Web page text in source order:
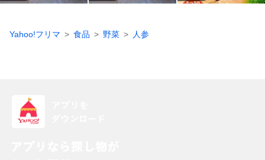
Yahoo!フリマ 食品 野菜 人参